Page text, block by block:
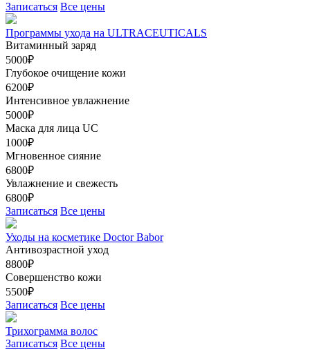
Записаться Все цены
Программы ухода на ULTRACEUTICALS
Витаминный заряд
5000₽
Глубокое очищение кожи
6200₽
Интенсивное увлажнение
5000₽
Маска для лица UC
1000₽
Мгновенное сияние
6800₽
Увлажнение и свежесть
6800₽
Записаться Все цены
Уходы на косметике Doctor Babor
Антивозрастной уход
8800₽
Совершенство кожи
5500₽
Записаться Все цены
Трихограмма волос
Записаться Все цены